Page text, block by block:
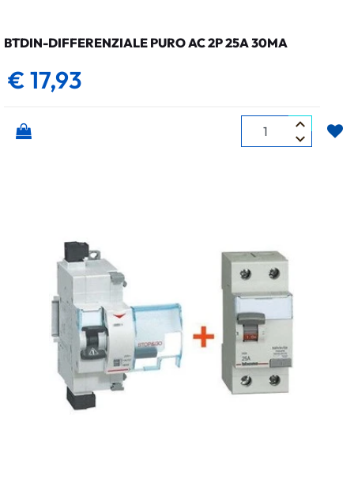
BTDIN-DIFFERENZIALE PURO AC 2P 25A 30MA
€ 17,93
Quantità